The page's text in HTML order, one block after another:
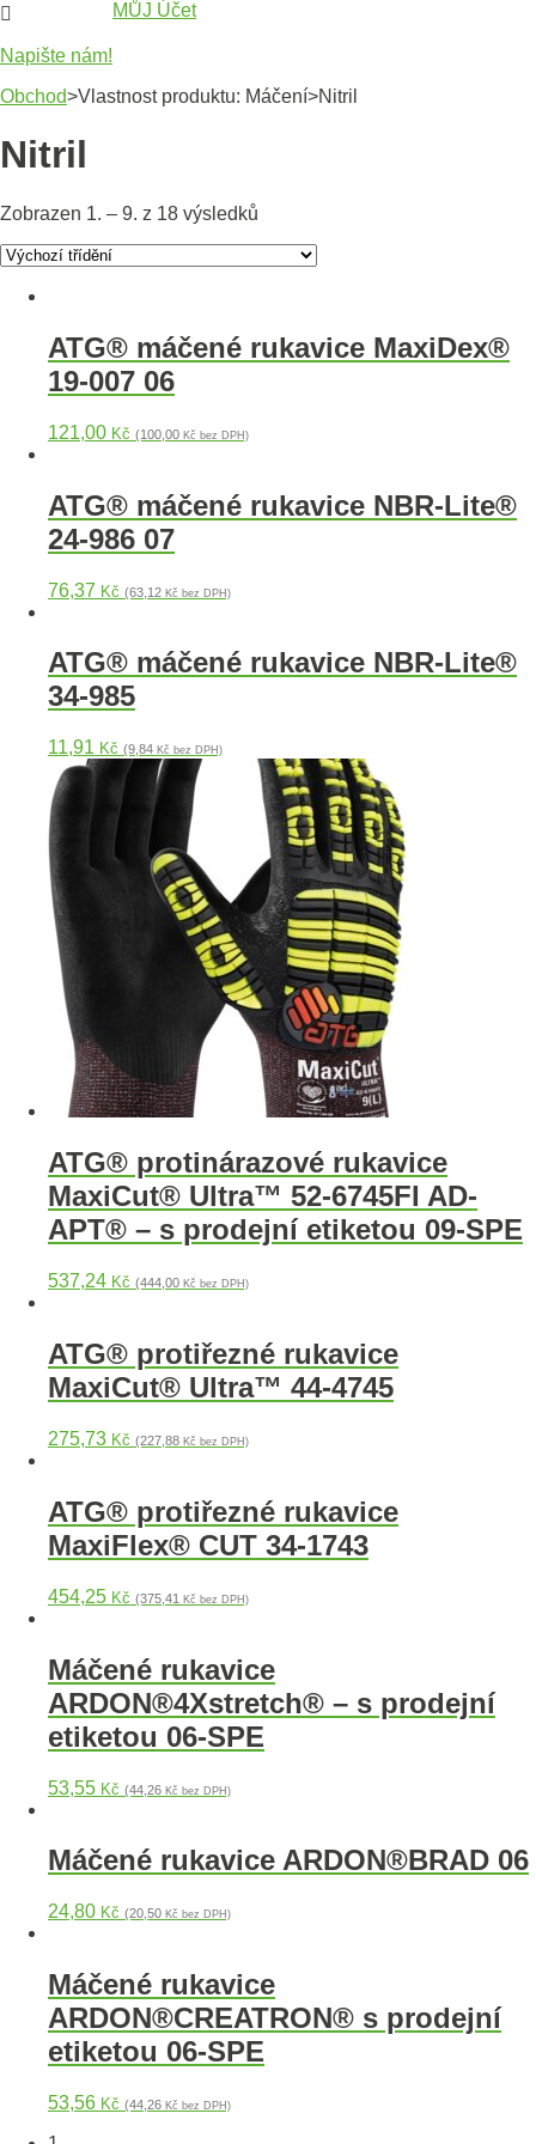

Napište nám!
MŮJ Účet
Obchod>Vlastnost produktu: Máčení>Nitril
Nitril
Zobrazen 1. – 9. z 18 výsledků
ATG® máčené rukavice MaxiDex®
19-007 06
121,00 Kč (100,00 Kč bez DPH)
ATG® máčené rukavice NBR-Lite®
24-986 07
76,37 Kč (63,12 Kč bez DPH)
ATG® máčené rukavice NBR-Lite®
34-985
11,91 Kč (9,84 Kč bez DPH)
ATG® protinárazové rukavice
MaxiCut® Ultra™ 52-6745FI AD-
APT® – s prodejní etiketou 09-SPE
537,24 Kč (444,00 Kč bez DPH)
ATG® protiřezné rukavice
MaxiCut® Ultra™ 44-4745
275,73 Kč (227,88 Kč bez DPH)
ATG® protiřezné rukavice
MaxiFlex® CUT 34-1743
454,25 Kč (375,41 Kč bez DPH)
Máčené rukavice
ARDON®4Xstretch® – s prodejní
etiketou 06-SPE
53,55 Kč (44,26 Kč bez DPH)
Máčené rukavice ARDON®BRAD 06
24,80 Kč (20,50 Kč bez DPH)
Máčené rukavice
ARDON®CREATRON® s prodejní
etiketou 06-SPE
53,56 Kč (44,26 Kč bez DPH)